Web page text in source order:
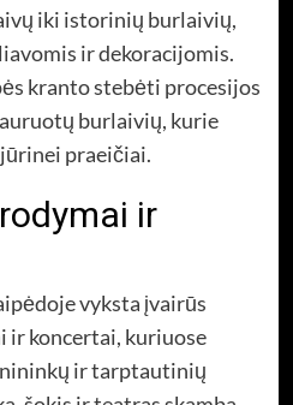
iki istorinių burlaivių,
ir dekoracijomis.
kranto stebėti procesijos
burlaivių, kurie
praeičiai.
ir
vyksta įvairūs
koncertai, kuriuose
ir tarptautinių